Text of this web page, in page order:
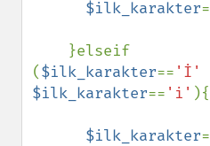
$ilk_karakter=
($ilk_karakter== 'İ'
$ilk_karakter== 'i' ){
$ilk_karakter=